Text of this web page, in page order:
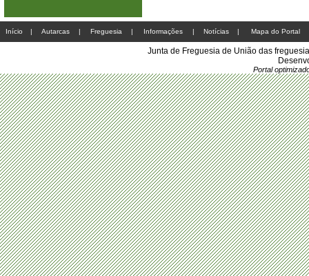
Início | Autarcas | Freguesia | Informações | Notícias | Mapa do Portal
Junta de Freguesia de União das
Portal